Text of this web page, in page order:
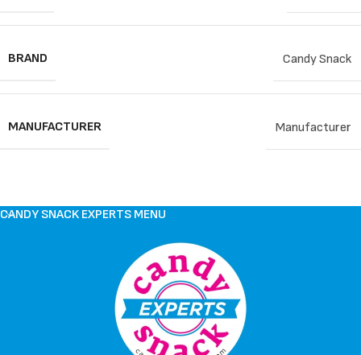
BRAND Candy Snack
MANUFACTURER Manufacturer
CANDY SNACK EXPERTS MENU